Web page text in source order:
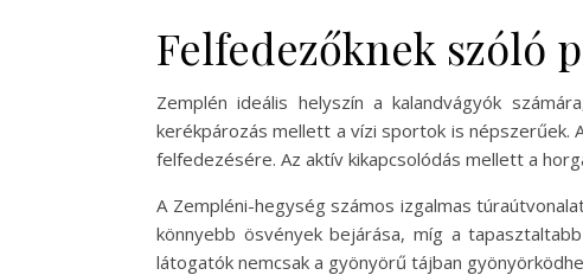
Felfedezőknek szóló
Zemplén ideális helyszín a kalandvágyók
kerékpározás mellett a vízi sportok is népszerűek.
felfedezésére. Az aktív kikapcsolódás mellett a
A Zempléni-hegység számos izgalmas
könnyebb ösvények bejárása, míg a
látogatók nemcsak a gyönyörű tájban